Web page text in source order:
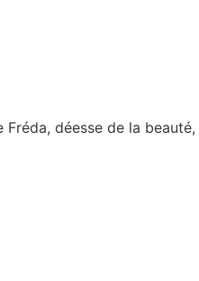
déesse de la beauté,